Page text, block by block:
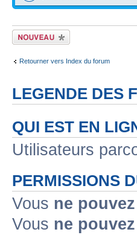
Écrire un nouveau
sujet
Retourner vers Index du forum
LEGENDE DES
Sujet populaire lu Sujet lu
Sujet populaire non lu Sujet
Topic déplacé
QUI EST EN
Utilisateurs
PERMISSIONS
Vous ne
Vous ne